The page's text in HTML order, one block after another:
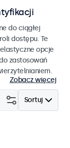
do ciągłej
dostępu. Te
opcje
zastosowań
Zobacz więcej
Sortuj